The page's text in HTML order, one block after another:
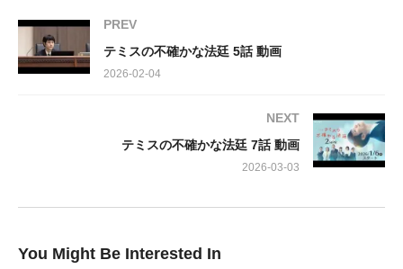
幕が閉じられたはずの事件に、2025年、新たな風が吹き込みま
す。彼の娘である吉沢（齋藤飛鳥）が、父の無実を強く訴え、決
死の覚悟で新たな証拠を手に再審を求めていたのです。
果たして、その再審は開始されるのか。そして、この重い審理に
関わるべきか否か、深く葛藤する安堂（松山ケンイチ）の脳裏に
は、彼が必死に封じ込めてきたはずの、あの苦い記憶が鮮明に蘇
の複雑な心情と、息詰まる法廷劇が織りなす極上のサスペンス。
逃しなく！
PREV
テミスの不確かな法廷 5話 動画
2026-02-04
NEXT
テミスの不確かな法廷 7話 動画
2026-03-03
You Might Be Interested In